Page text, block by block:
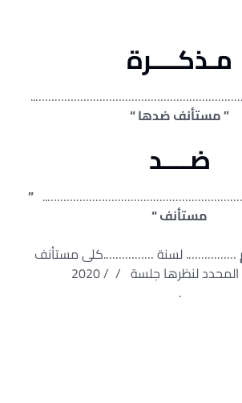
مـذكــــرة
” مستأنف ضدها “
ضــــد
”
مستأنف “
……………. لسنة …………….كلى مستأنف
لنظرها جلسة / / 2020
.